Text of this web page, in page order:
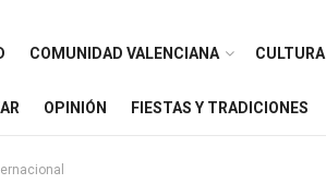
COMUNIDAD VALENCIANA CULTURA
OPINIÓN FIESTAS Y TRADICIONES